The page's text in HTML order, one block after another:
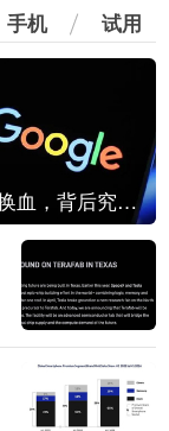
手机 试用
谷歌AI大换血，背后究竟发生了什么？